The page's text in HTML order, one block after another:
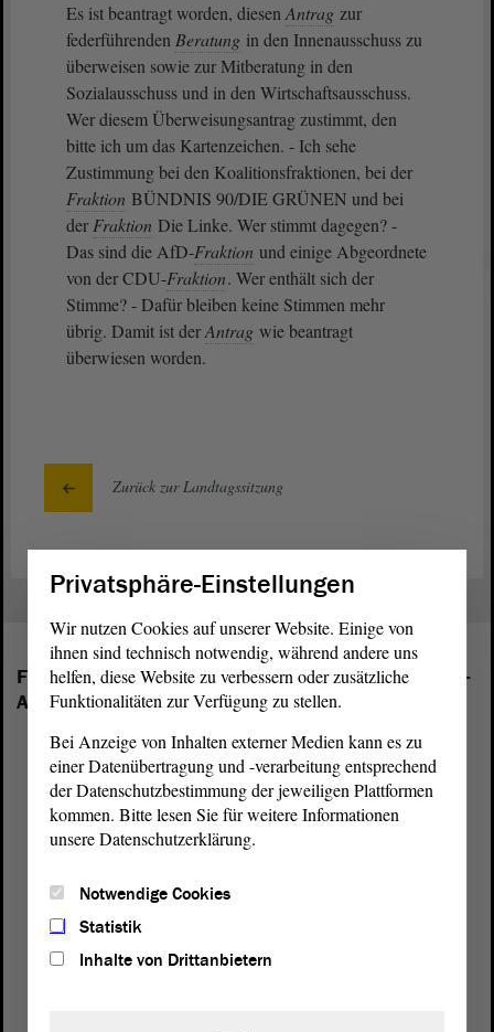
Es ist beantragt worden, diesen Antrag zur
federführenden Beratung in den Innenausschuss zu
überweisen sowie zur Mitberatung in den
Sozialausschuss und in den Wirtschaftsausschuss.
Wer diesem Überweisungsantrag zustimmt, den
bitte ich um das Kartenzeichen. - Ich sehe
Zustimmung bei den Koalitionsfraktionen, bei der
Fraktion BÜNDNIS 90/DIE GRÜNEN und bei
der Fraktion Die Linke. Wer stimmt dagegen? -
Das sind die AfD-Fraktion und einige Abgeordnete
von der CDU-Fraktion. Wer enthält sich der
Stimme? - Dafür bleiben keine Stimmen mehr
übrig. Damit ist derAntrag wie beantragt
überwiesen worden.
Zurück zur Landtagssitzung
Folgende Fraktionen sind im Landtag von Sachsen-
Anhalt vertreten:
Privatsphäre-Einstellungen
Wir nutzen Cookies auf unserer Website. Einige von
ihnen sind technisch notwendig, während andere uns
helfen, diese Website zu verbessern oder zusätzliche
Funktionalitäten zur Verfügung zu stellen.
Bei Anzeige von Inhalten externer Medien kann es zu
einer Datenübertragung und -verarbeitung entsprechend
der Datenschutzbestimmung der jeweiligen Plattformen
kommen. Bitte lesen Sie für weitere Informationen
unsere Datenschutzerklärung.
Notwendige Cookies
Statistik
Inhalte von Drittanbietern